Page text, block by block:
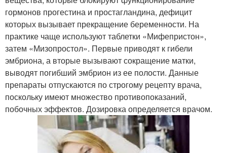
гормонов прогестина и простагландина, дефицит
которых вызывает прекращение беременности. На
практике чаще используют таблетки «Мифепристон»,
затем «Мизопростол». Первые приводят к гибели
эмбриона, а вторые вызывают сокращение матки,
выводят погибший эмбрион из ее полости. Данные
препараты отпускаются по строгому рецепту врача,
поскольку имеют множество противопоказаний,
побочных эффектов. Дозировка определяется врачом.